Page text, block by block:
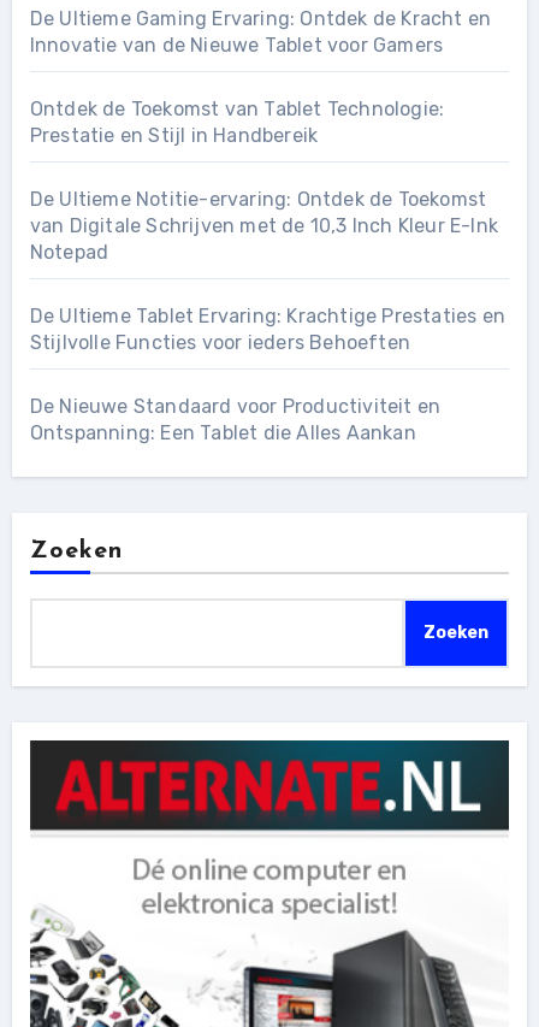
De Ultieme Gaming Ervaring: Ontdek de Kracht en
Innovatie van de Nieuwe Tablet voor Gamers
Ontdek de Toekomst van Tablet Technologie:
Prestatie en Stijl in Handbereik
De Ultieme Notitie-ervaring: Ontdek de Toekomst
van Digitale Schrijven met de 10,3 Inch Kleur E-Ink
Notepad
De Ultieme Tablet Ervaring: Krachtige Prestaties en
Stijlvolle Functies voor ieders Behoeften
De Nieuwe Standaard voor Productiviteit en
Ontspanning: Een Tablet die Alles Aankan
Zoeken
Zoeken